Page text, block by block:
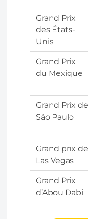
Grand Prix
des États-
Unis
Grand Prix
du Mexique
Grand Prix de
São Paulo
Grand prix de
Las Vegas
Grand Prix
d’Abou Dabi